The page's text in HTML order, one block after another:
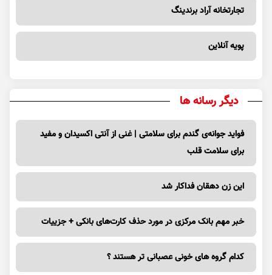
تجارتخانه آراد برندینگ
پویه آنلاین
دیگر رسانه ها
فواید جوانه‌ی گندم برای سلامتی | غنی از آنتی اکسیدان و مفید
برای سلامت قلب
این زن دهقان فداکار شد
خبر مهم بانک مرکزی در مورد حذف کارت‌های بانکی + جزییات
کدام گروه های خونی عصبانی تر هستند ؟